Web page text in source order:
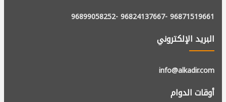
96871519661
-96824137667
-96899058252
البريد الإلكتروني
info@alkadir.com
أوقات الدوام